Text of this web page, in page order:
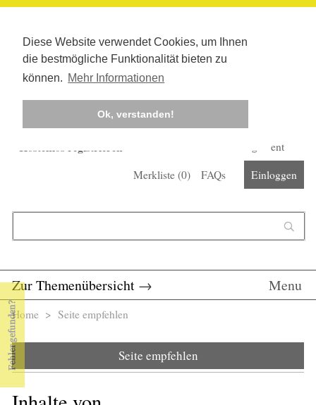
Diese Website verwendet Cookies, um Ihnen
die bestmögliche Funktionalität bieten zu
können. Mehr Informationen
Ok, verstanden!
Kostenlos registrieren
Corona-Management
Merkliste (0) FAQs Einloggen
Zur Themenübersicht → Menu
Sie sind hier
Home > Seite empfehlen
Seite empfehlen